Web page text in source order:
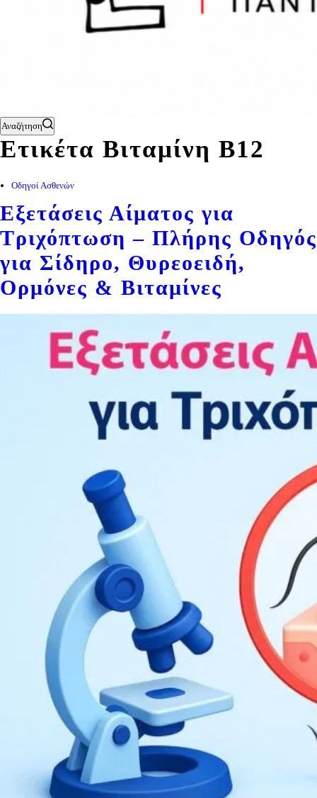
Αναζήτηση
Ετικέτα Βιταμίνη Β12
Οδηγοί Ασθενών
Εξετάσεις Αίματος για
Τριχόπτωση – Πλήρης Οδηγός
για Σίδηρο, Θυρεοειδή,
Ορμόνες & Βιταμίνες